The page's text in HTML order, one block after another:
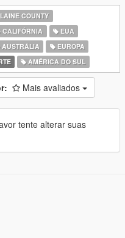
COUNTY
CALIFÓRNIA
EUA
AUSTRÁLIA
EUROPA
AMÉRICA DO SUL
Mais avaliados
tente alterar suas